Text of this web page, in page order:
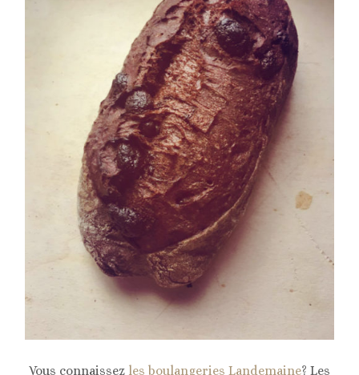
Vous connaissez les boulangeries Landemaine? Les